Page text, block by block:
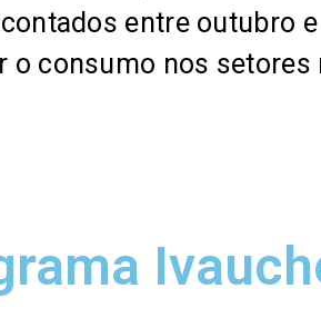
entre outubro
o consumo nos